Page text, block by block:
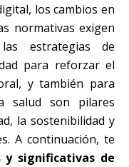
los cambios en
normativas exigen
estrategias de
para reforzar el
y también para
salud son pilares
la sostenibilidad y
A continuación, te
significativas de